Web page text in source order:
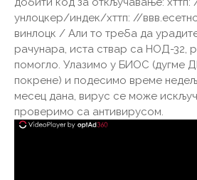
унлоцкер/индек/хттп: //
винлоцк / Али то треба да
рачунара, иста ствар са НОД-32,
помогло. Улазимо у БИОС (дугме
покрене) и подесимо време
месец дана, вирус се може
проверимо са антивирусом.